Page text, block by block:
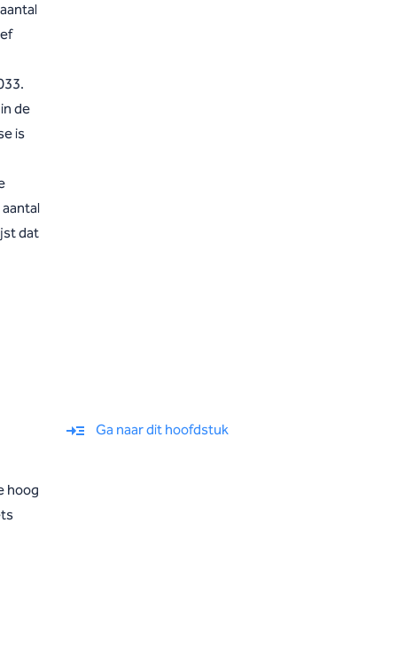
de
is
dat
hoog
Ga naar dit hoofdstuk